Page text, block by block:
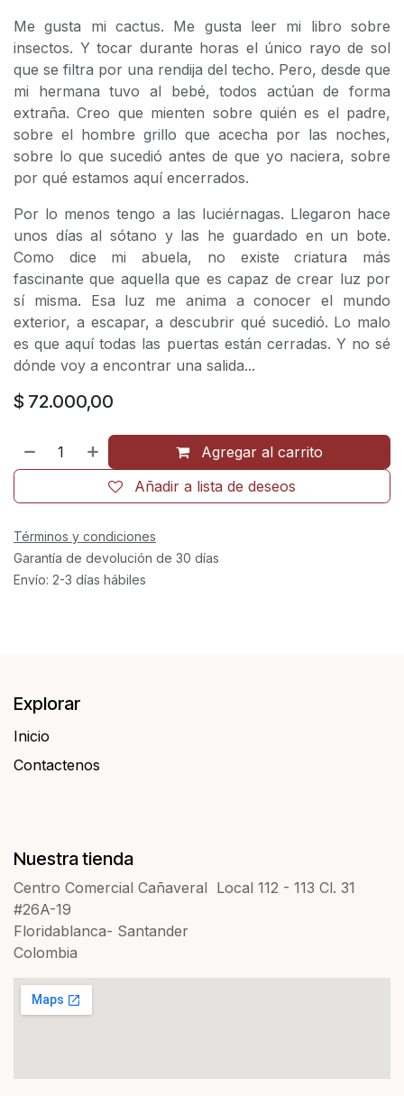
Me gusta mi cactus. Me gusta leer mi libro sobre
insectos. Y tocar durante horas el único rayo de sol
que se filtra por una rendija del techo. Pero, desde que
mi hermana tuvo al bebé, todos actúan de forma
extraña. Creo que mienten sobre quién es el padre,
sobre el hombre grillo que acecha por las noches,
sobre lo que sucedió antes de que yo naciera, sobre
por qué estamos aquí encerrados.
Por lo menos tengo a las luciérnagas. Llegaron hace
unos días al sótano y las he guardado en un bote.
Como dice mi abuela, no existe criatura más
fascinante que aquella que es capaz de crear luz por
sí misma. Esa luz me anima a conocer el mundo
exterior, a escapar, a descubrir qué sucedió. Lo malo
es que aquí todas las puertas están cerradas. Y no sé
dónde voy a encontrar una salida...
$ 72.000,00
Agregar al carrito
Añadir a lista de deseos
Términos y condiciones
Garantía de devolución de 30 días
Envío: 2-3 días hábiles
Explorar
Inicio
Contactenos​​
Nuestra tienda
Centro Comercial Cañaveral Local 112 - 113 Cl. 31
#26A-19
Floridablanca- Santander
Colombia